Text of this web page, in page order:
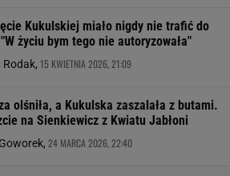
Kukulskiej miało nigdy nie trafić do
życiu bym tego nie autoryzowała"
Rodak, 15 KWIETNIA 2026, 21:09
olśniła, a Kukulska zaszalała z butami.
na Sienkiewicz z Kwiatu Jabłoni
24 MARCA 2026, 22:40